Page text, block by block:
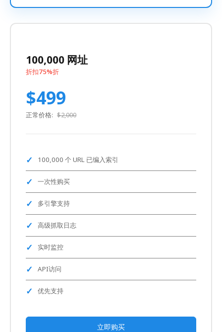
100,000 网址
折扣75%折
$499
正常价格: $2,000
100,000 个 URL 已编入索引
一次性购买
多引擎支持
高级抓取日志
实时监控
API访问
优先支持
立即购买